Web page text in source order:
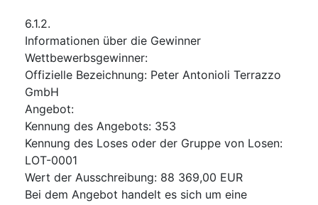
6.1.2.
Informationen über die Gewinner
Wettbewerbsgewinner:
Offizielle Bezeichnung: Peter Antonioli Terrazzo
GmbH
Angebot:
Kennung des Angebots: 353
Kennung des Loses oder der Gruppe von Losen:
LOT-0001
Wert der Ausschreibung: 88 369,00 EUR
Bei dem Angebot handelt es sich um eine